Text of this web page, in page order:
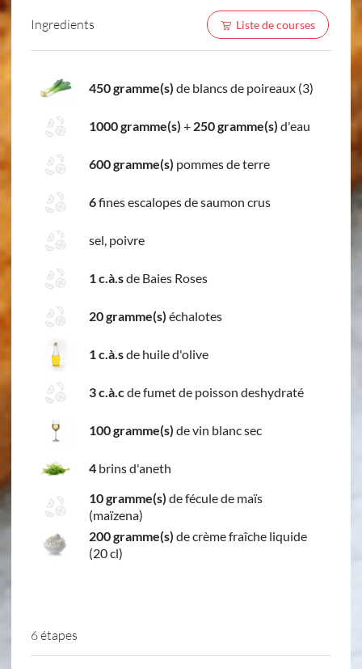
Ingredients Liste de courses
450 gramme(s) de blancs de poireaux (3)
1000 gramme(s) + 250 gramme(s) d'eau
600 gramme(s) pommes de terre
6fines escalopes de saumon crus
sel, poivre
1 c.à.sde Baies Roses
20 gramme(s) échalotes
1 c.à.sde huile d'olive
3 c.à.cde fumet de poisson deshydraté
100 gramme(s) de vin blanc sec
4 brins d'aneth
10 gramme(s) de fécule de maïs
(maïzena)
200 gramme(s) de crème fraîche liquide
(20 cl)
6 étapes